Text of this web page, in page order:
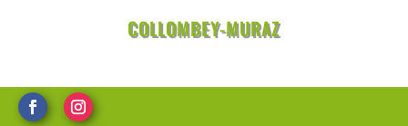
COLLOMBEY-MURAZ